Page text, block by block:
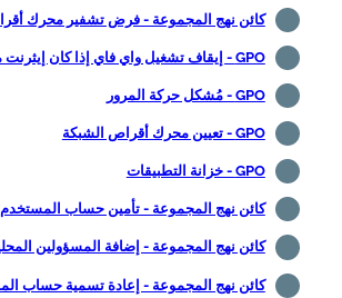
كائن نهج المجموعة - فرض تشفير محرك أقراص USB
GPO - إيقاف تشغيل واي فاي إذا كان إيثرنت متصلا
GPO - مُشكل حركة المرور
GPO - تعيين محرك أقراص الشبكة
GPO - خزانة التطبيقات
كائن نهج المجموعة - تأمين حساب المستخدم بعد فشل 3
كائن نهج المجموعة - إضافة المسؤولين المحليين
كائن نهج المجموعة - إعادة تسمية حساب المسؤول